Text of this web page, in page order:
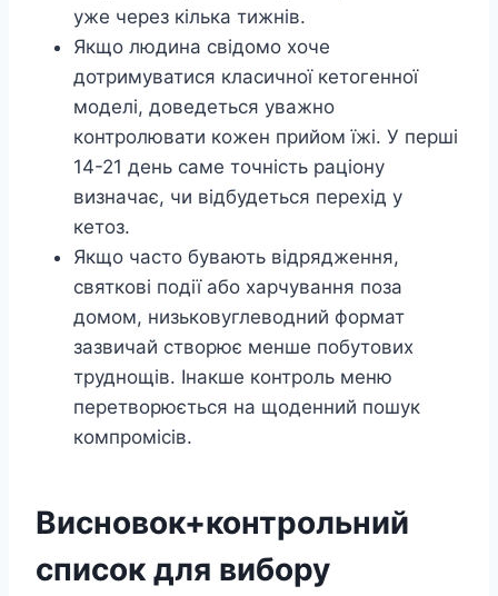
уже через кілька тижнів.
Якщо людина свідомо хоче
дотримуватися класичної кетогенної
моделі, доведеться уважно
контролювати кожен прийом їжі. У перші
14-21 день саме точність раціону
визначає, чи відбудеться перехід у
кетоз.
Якщо часто бувають відрядження,
святкові події або харчування поза
домом, низьковуглеводний формат
зазвичай створює менше побутових
труднощів. Інакше контроль меню
перетворюється на щоденний пошук
компромісів.
Висновок+контрольний
список для вибору